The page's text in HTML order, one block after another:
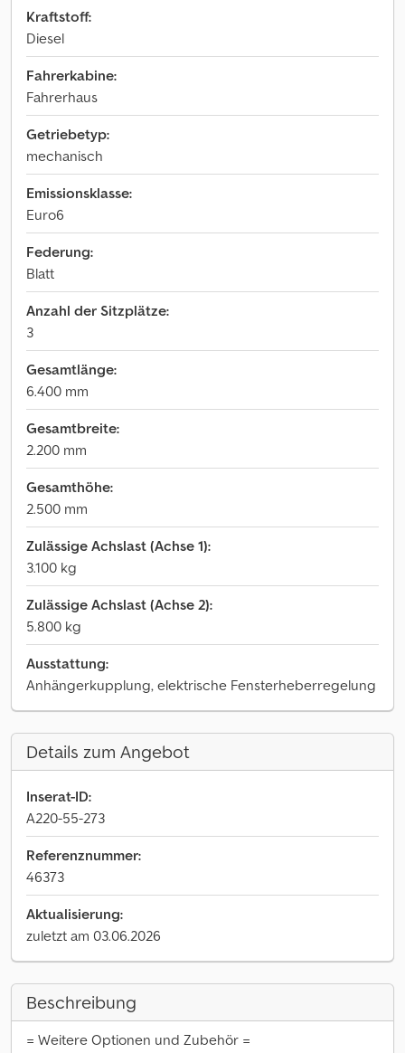
Kraftstoff:
Diesel
Fahrerkabine:
Fahrerhaus
Getriebetyp:
mechanisch
Emissionsklasse:
Euro6
Federung:
Blatt
Anzahl der Sitzplätze:
3
Gesamtlänge:
6.400 mm
Gesamtbreite:
2.200 mm
Gesamthöhe:
2.500 mm
Zulässige Achslast (Achse 1):
3.100 kg
Zulässige Achslast (Achse 2):
5.800 kg
Ausstattung:
Anhängerkupplung, elektrische Fensterheberregelung
Details zum Angebot
Inserat-ID:
A220-55-273
Referenznummer:
46373
Aktualisierung:
zuletzt am 03.06.2026
Beschreibung
= Weitere Optionen und Zubehör =